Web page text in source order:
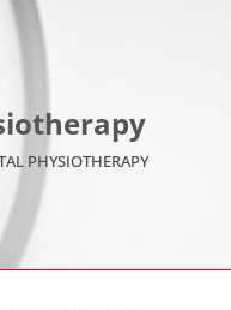
PHYSIOTHERAPY